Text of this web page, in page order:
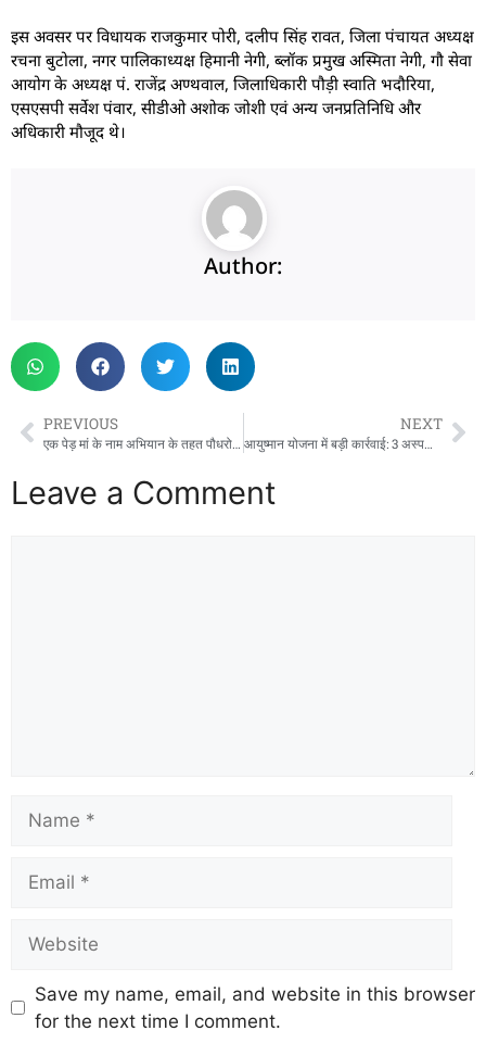
इस अवसर पर विधायक राजकुमार पोरी, दलीप सिंह रावत, जिला पंचायत अध्यक्ष
रचना बुटोला, नगर पालिकाध्यक्ष हिमानी नेगी, ब्लॉक प्रमुख अस्मिता नेगी, गौ सेवा
आयोग के अध्यक्ष पं. राजेंद्र अण्थवाल, जिलाधिकारी पौड़ी स्वाति भदौरिया,
एसएसपी सर्वेश पंवार, सीडीओ अशोक जोशी एवं अन्य जनप्रतिनिधि और
अधिकारी मौजूद थे।
Author:
PREVIOUS
एक पेड़ मां के नाम अभियान के तहत पौधरोपण एवं स्वच्छता का संदेश
NEXT
आयुष्मान योजना में बड़ी कार्रवाई: 3 अस्पताल सस्पेंड, एक पर ₹86 हजार का जुर्माना
Leave a Comment
Save my name, email, and website in this browser
for the next time I comment.